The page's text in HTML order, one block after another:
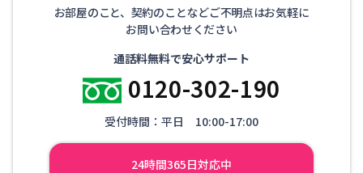
お部屋のこと、契約のことなどご不明点はお気軽に
お問い合わせください
通話料無料で安心サポート
0120-302-190
受付時間：平日 10:00-17:00
24時間365日対応中